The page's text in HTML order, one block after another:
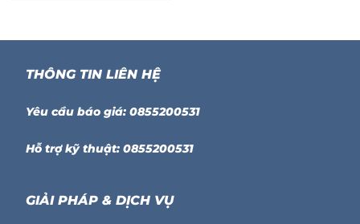
THÔNG TIN LIÊN HỆ
Yêu cầu báo giá: 0855200531
Hỗ trợ kỹ thuật: 0855200531
GIẢI PHÁP & DỊCH VỤ